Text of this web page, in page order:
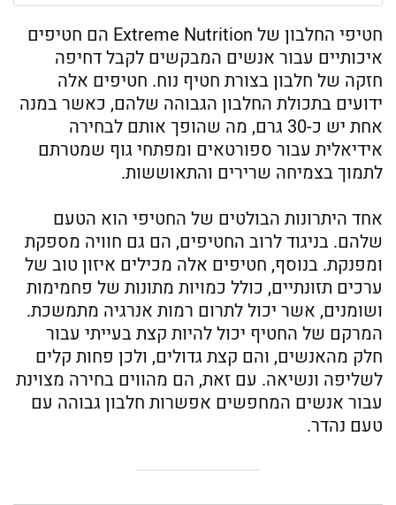
חטיפי החלבון של Extreme Nutrition הם חטיפים
איכותיים עבור אנשים המבקשים לקבל דחיפה
חזקה של חלבון בצורת חטיף נוח. חטיפים אלה
ידועים בתכולת החלבון הגבוהה שלהם, כאשר במנה
אחת יש כ-30 גרם, מה שהופך אותם לבחירה
אידיאלית עבור ספורטאים ומפתחי גוף שמטרתם
לתמוך בצמיחה שרירים והתאוששות.
אחד היתרונות הבולטים של החטיפי הוא הטעם
שלהם. בניגוד לרוב החטיפים, הם גם חוויה מספקת
ומפנקת. בנוסף, חטיפים אלה מכילים איזון טוב של
ערכים תזונתיים, כולל כמויות מתונות של פחמימות
ושומנים, אשר יכול לתרום רמות אנרגיה מתמשכת.
המרקם של החטיף יכול להיות קצת בעייתי עבור
חלק מהאנשים, והם קצת גדולים, ולכן פחות קלים
לשליפה ונשיאה. עם זאת, הם מהווים בחירה מצוינת
עבור אנשים המחפשים אפשרות חלבון גבוהה עם
טעם נהדר.